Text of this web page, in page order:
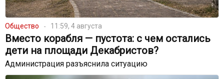
Общество 11:59, 4 августа
Вместо корабля — пустота: с чем остались
дети на площади Декабристов?
Администрация разъяснила ситуацию